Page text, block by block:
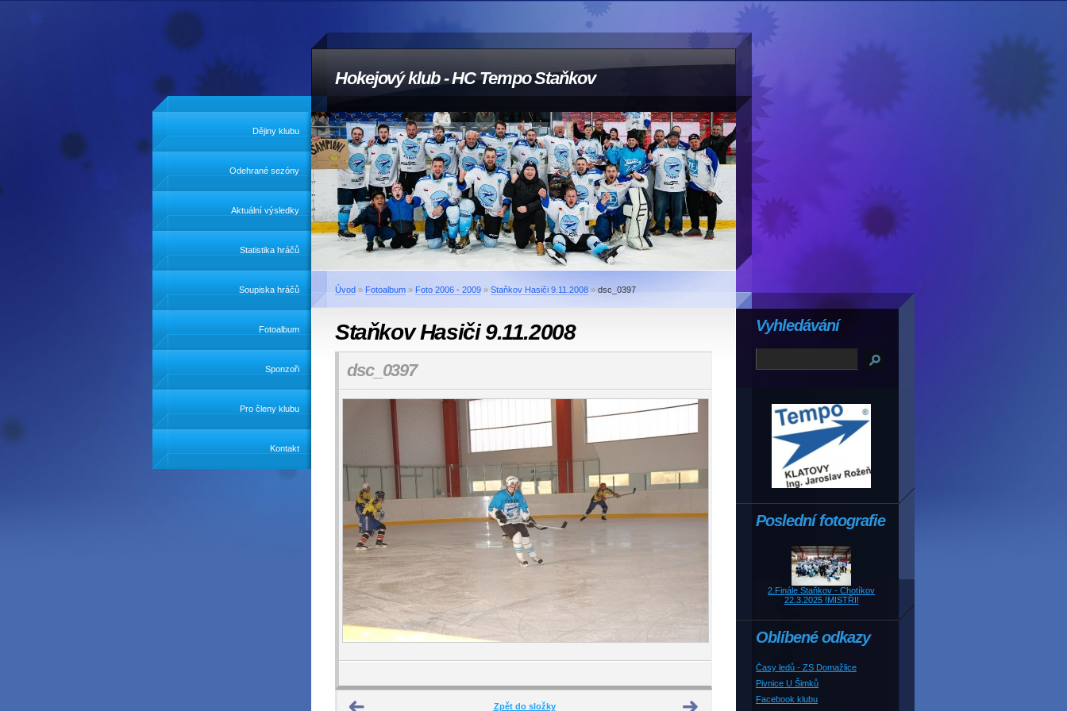
Hokejový klub - HC Tempo Staňkov
Dějiny klubu
Odehrané sezóny
Aktuální výsledky
Statistika hráčů
Soupiska hráčů
Fotoalbum
Sponzoři
Pro členy klubu
Kontakt
Úvod » Fotoalbum » Foto 2006 - 2009 » Staňkov Hasiči 9.11.2008 » dsc_0397
Staňkov Hasiči 9.11.2008
dsc_0397
Zpět do složky
Poslední fotografie
2.Finále Staňkov - Chotíkov
22.3.2025 !MISTŘI!
Oblíbené odkazy
Časy ledů - ZS Domažlice
Pivnice U Šimků
Facebook klubu
Vyhledávání